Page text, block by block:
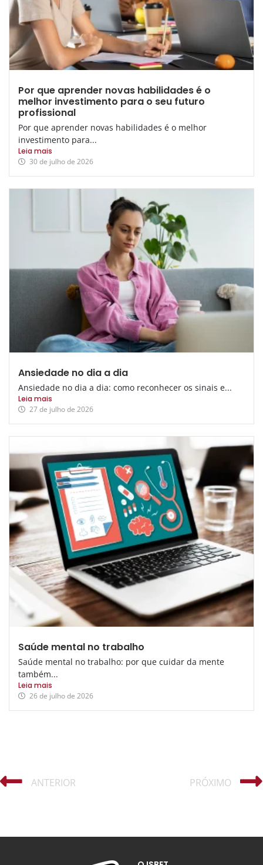
Por que aprender novas habilidades é o
melhor investimento para o seu futuro
profissional
Por que aprender novas habilidades é o melhor
investimento para...
Leia mais
30 de julho de 2026
Ansiedade no dia a dia
Ansiedade no dia a dia: como reconhecer os sinais e...
Leia mais
27 de julho de 2026
Saúde mental no trabalho
Saúde mental no trabalho: por que cuidar da mente
também...
Leia mais
26 de julho de 2026
ANTERIOR PRÓXIMO